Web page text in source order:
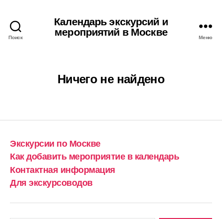
Поиск
Календарь экскурсий и
мероприятий в Москве Меню
Ничего не найдено
Экскурсии по Москве
Как добавить мероприятие в календарь
Контактная информация
Для экскурсоводов